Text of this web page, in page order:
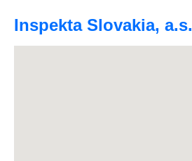
Inspekta Slovakia, a.s.